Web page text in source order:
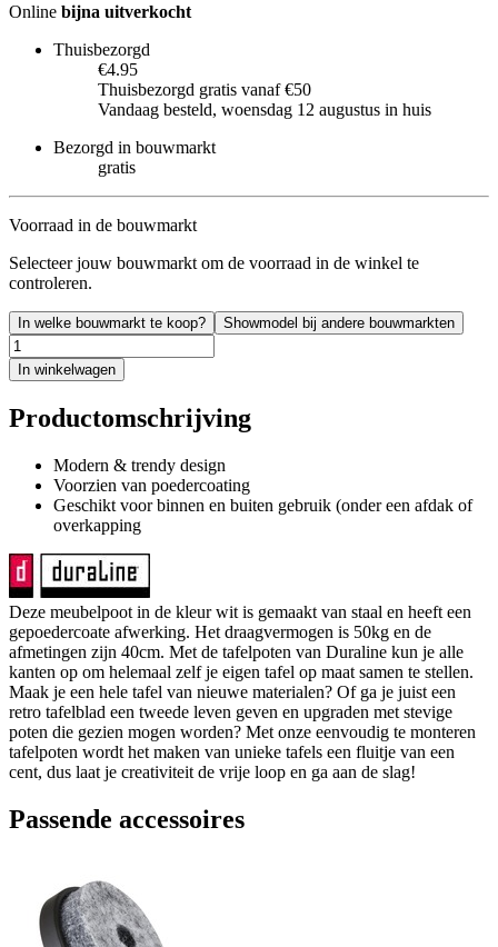
Online bijna uitverkocht
Thuisbezorgd
€4.95
Thuisbezorgd gratis vanaf €50
Vandaag besteld, woensdag 12 augustus in huis
Bezorgd in bouwmarkt
gratis
Voorraad in de bouwmarkt
Selecteer jouw bouwmarkt om de voorraad in de winkel te
controleren.
In welke bouwmarkt te koop? Showmodel bij andere bouwmarkten
In winkelwagen
Productomschrijving
Modern & trendy design
Voorzien van poedercoating
Geschikt voor binnen en buiten gebruik (onder een afdak of
overkapping
Deze meubelpoot in de kleur wit is gemaakt van staal en heeft een
gepoedercoate afwerking. Het draagvermogen is 50kg en de
afmetingen zijn 40cm. Met de tafelpoten van Duraline kun je alle
kanten op om helemaal zelf je eigen tafel op maat samen te stellen.
Maak je een hele tafel van nieuwe materialen? Of ga je juist een
retro tafelblad een tweede leven geven en upgraden met stevige
poten die gezien mogen worden? Met onze eenvoudig te monteren
tafelpoten wordt het maken van unieke tafels een fluitje van een
cent, dus laat je creativiteit de vrije loop en ga aan de slag!
Passende accessoires